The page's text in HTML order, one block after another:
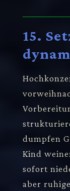
15.
dumpfen
Kind
sofort
aber